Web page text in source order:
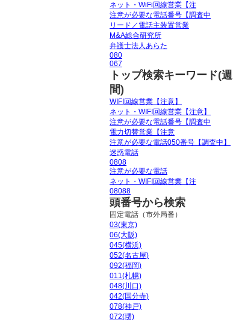
ネット・WiFi回線営業【注
注意が必要な電話番号【調査中
リード／電話主装置営業
M&A総合研究所
弁護士法人あらた
080
067
トップ検索キーワード(週
間)
WIFI回線営業【注意】
ネット・WIFI回線営業【注意】
注意が必要な電話番号【調査中
電力切替営業【注意
注意が必要な電話050番号【調査中】
迷惑電話
0808
注意が必要な電話
ネット・WIFI回線営業【注
08088
頭番号から検索
固定電話（市外局番）
03(東京)
06(大阪)
045(横浜)
052(名古屋)
092(福岡)
011(札幌)
048(川口)
042(国分寺)
078(神戸)
072(堺)